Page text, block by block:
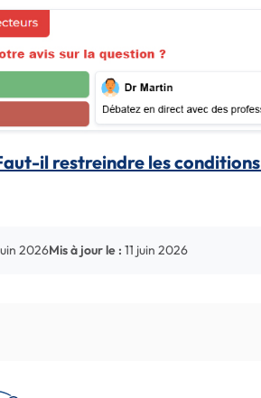
il restreindre les conditions
2026Mis à jour le : 11 juin 2026